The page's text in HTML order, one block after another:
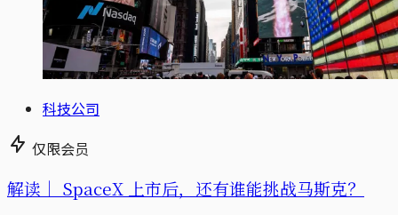
科技公司
仅限会员
解读｜ SpaceX 上市后，还有谁能挑战马斯克？